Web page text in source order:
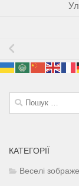
Пошук:
КАТЕГОРІЇ
Веселі